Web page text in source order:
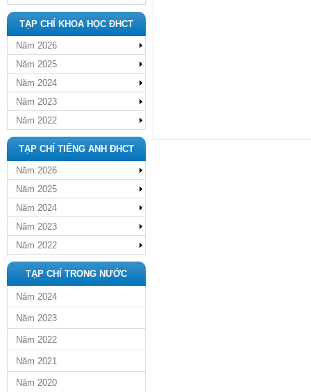
TẠP CHÍ KHOA HỌC ĐHCT
Năm 2026
Năm 2025
Năm 2024
Năm 2023
Năm 2022
TẠP CHÍ TIẾNG ANH ĐHCT
Năm 2026
Năm 2025
Năm 2024
Năm 2023
Năm 2022
TẠP CHÍ TRONG NƯỚC
Năm 2024
Năm 2023
Năm 2022
Năm 2021
Năm 2020